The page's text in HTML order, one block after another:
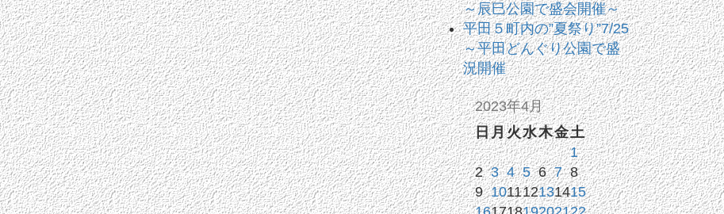
～辰巳公園で盛会開催～
平田５町内の”夏祭り”7/25
～平田どんぐり公園で盛
況開催
2023年4月
日月火水木金土
1
2 3 4 5 6 7 8
9 101112131415